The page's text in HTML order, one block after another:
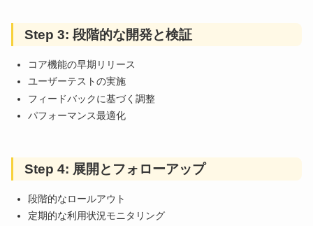
Step 3: 段階的な開発と検証
コア機能の早期リリース
ユーザーテストの実施
フィードバックに基づく調整
パフォーマンス最適化
Step 4: 展開とフォローアップ
段階的なロールアウト
定期的な利用状況モニタリング